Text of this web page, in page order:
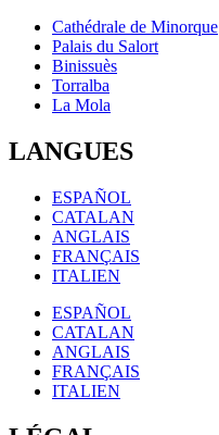
Cathédrale de Minorque
Palais du Salort
Binissuès
Torralba
La Mola
LANGUES
ESPAÑOL
CATALAN
ANGLAIS
FRANÇAIS
ITALIEN
ESPAÑOL
CATALAN
ANGLAIS
FRANÇAIS
ITALIEN